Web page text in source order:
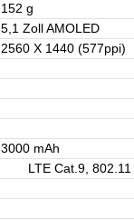
152 g
5,1 Zoll AMOLED
2560 X 1440 (577ppi)
3000 mAh
LTE Cat.9,